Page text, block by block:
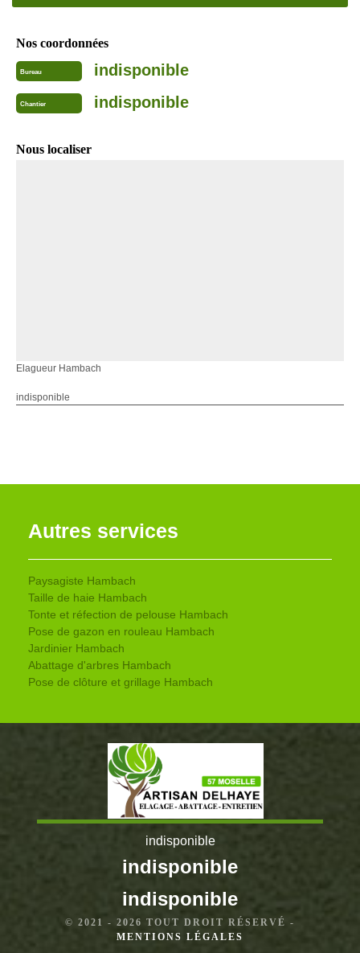
Nos coordonnées
Bureau indisponible
Chantier indisponible
Nous localiser
Elagueur Hambach
indisponible
Autres services
Paysagiste Hambach
Taille de haie Hambach
Tonte et réfection de pelouse Hambach
Pose de gazon en rouleau Hambach
Jardinier Hambach
Abattage d'arbres Hambach
Pose de clôture et grillage Hambach
indisponible
indisponible
indisponible
© 2021 - 2026 TOUT DROIT RÉSERVÉ -
MENTIONS LÉGALES